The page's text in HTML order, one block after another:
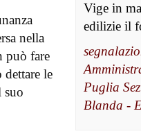
nella
può fare
dettare le
suo
Vige in
edilizie il
Puglia
Blanda -